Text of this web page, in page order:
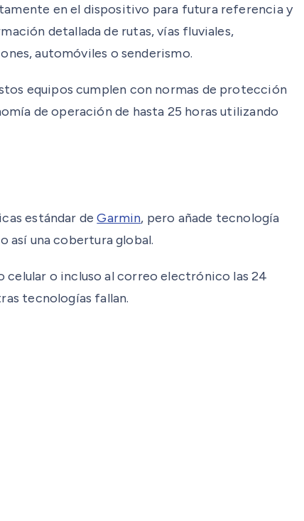
en el dispositivo para futura referencia y
detallada de rutas, vías fluviales,
automóviles o senderismo.
equipos cumplen con normas de protección
de operación de hasta 25 horas utilizando
estándar deGarmin, pero añade tecnología
así una cobertura global.
o incluso al correo electrónico las 24
tecnologías fallan.